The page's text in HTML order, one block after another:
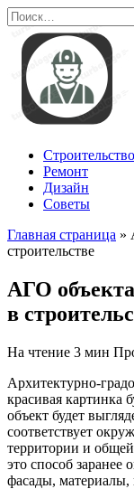
Перейти
к
содержанию
Search
for:
Строительство
Ремонт
Дизайн
Советы
Главная страница »
строительстве
АГО
в
На чтение 3 мин
Архитектурно-
красивая картинка
объект будет
соответствует
территории и
это способ заранее
фасады, материалы,